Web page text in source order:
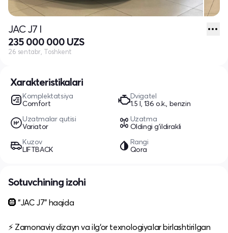
Xarakteristikalari
Komplektatsiya
Comfort
Dvigatel
1.5 l, 136 o.k., benzin
Uzatmalar qutisi
Variator
Uzatma
Oldingi g'ildirakli
Kuzov
LIFTBACK
Rangi
Qora
JAC J7 I
235 000 000 UZS
26 sentabr, Toshkent
Sotuvchining izohi
🛞 “JAC J7” haqida
⚡️ Zamonaviy dizayn va ilg‘or texnologiyalar birlashtirilgan